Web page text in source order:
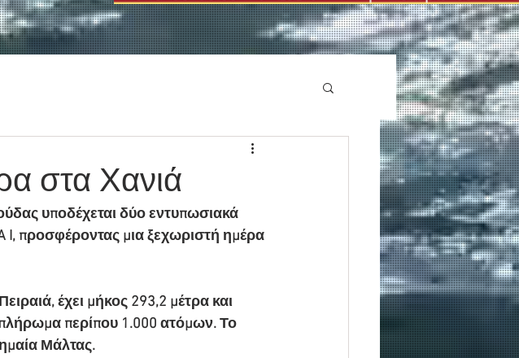
στα Χανιά
υποδέχεται δύο εντυπωσιακά
I, προσφέροντας μια ξεχωριστή ημέρα
έχει μήκος 293,2 μέτρα και
πλήρωμα περίπου 1.000 ατόμων. Το
Μάλτας.